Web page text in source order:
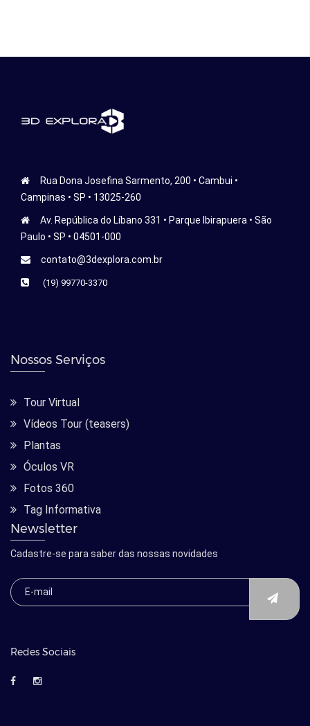
Rua Dona Josefina Sarmento, 200 • Cambui •
Campinas • SP • 13025-260
Av. República do Líbano 331 • Parque Ibirapuera • São
Paulo • SP • 04501-000
contato@3dexplora.com.br
(19) 99770-3370
Nossos Serviços
Tour Virtual
Vídeos Tour (teasers)
Plantas
Óculos VR
Fotos 360
Tag Informativa
Newsletter
Cadastre-se para saber das nossas novidades
Redes Sociais